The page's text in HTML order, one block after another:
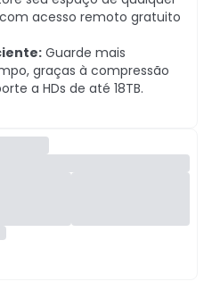
acesso remoto gratuito
Guarde mais
graças à compressão
a HDs de até 18TB.